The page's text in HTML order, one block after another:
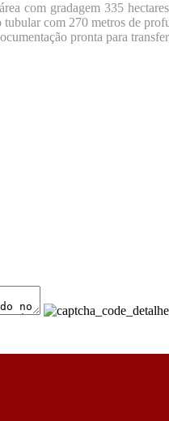
com gradagem 335
com 270 metros de
pronta para